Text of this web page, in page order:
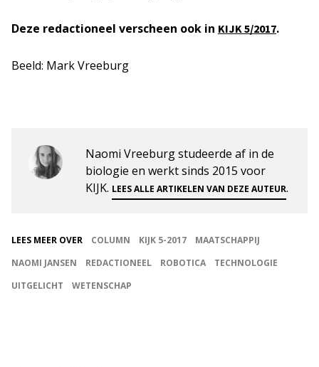
Deze redactioneel verscheen ook in KIJK 5/2017.
Beeld: Mark Vreeburg
Naomi Vreeburg studeerde af in de
biologie en werkt sinds 2015 voor
KIJK. LEES ALLE ARTIKELEN VAN DEZE AUTEUR.
LEES MEER OVER COLUMN KIJK 5-2017
MAATSCHAPPIJ
NAOMI JANSEN
REDACTIONEEL ROBOTICA
TECHNOLOGIE
UITGELICHT
WETENSCHAP